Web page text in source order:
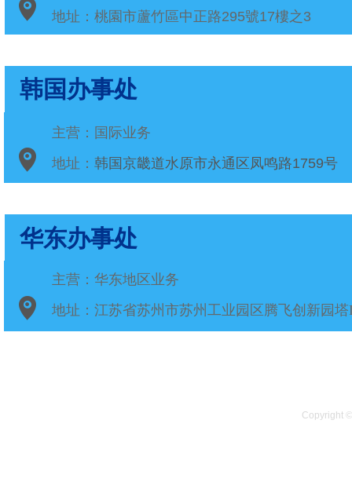
地址：桃園市蘆竹區中正路295號17樓之3
主营：国际业务
地址： 韩国京畿道水原市永通区凤鸣路1759号
韩国办事处
华东办事处
主营：华东地区业务
地址：江苏省苏州市苏州工业园区腾飞创新园塔
Copyright